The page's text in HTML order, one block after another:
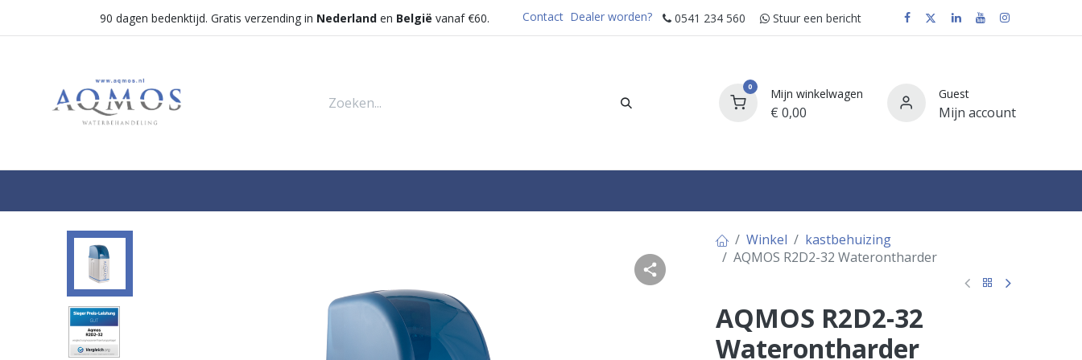
90 dagen bedenktijd. Gratis verzending in Nederlanden België vanaf €60. Contact Dealer worden? 0541 234 560 Stuur e​​​​en bericht
0 Mijn winkelwagen
€ 0,00
Guest
Mijn account
Winkel
kastbehuizing
AQMOS R2D2-32 Waterontharder
AQMOS R2D2-32
Waterontharder